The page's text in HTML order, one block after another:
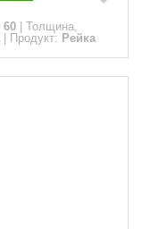
60
Толщина,
Продукт: Рейка